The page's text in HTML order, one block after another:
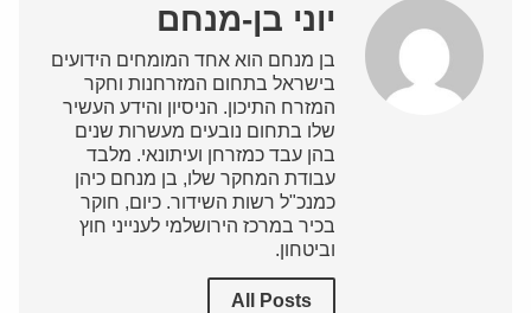
יוני בן-מנחם
בן מנחם הוא אחד המומחים הידועים
בישראל בתחום המזרחנות וחקר
המזרח התיכון. הניסיון והידע העשיר
שלו בתחום נובעים מעשרות שנים
בהן עבד כמזרחן ועיתונאי. מלבד
עבודת המחקר שלו, בן מנחם כיהן
כמנכ"ל רשות השידור. כיום, חוקר
בכיר במרכז הירושלמי לענייני חוץ
וביטחון.
All Posts